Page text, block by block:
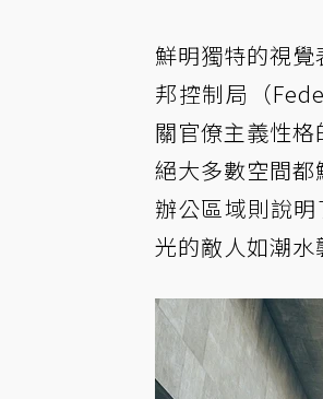
鮮明獨特的視
邦控制局（
關官僚主義性
絕大多數空間
辦公區域則說
光的敵人如潮水